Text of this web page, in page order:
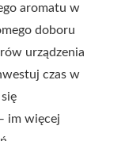
aromatu w
doboru
urządzenia
czas w
im więcej